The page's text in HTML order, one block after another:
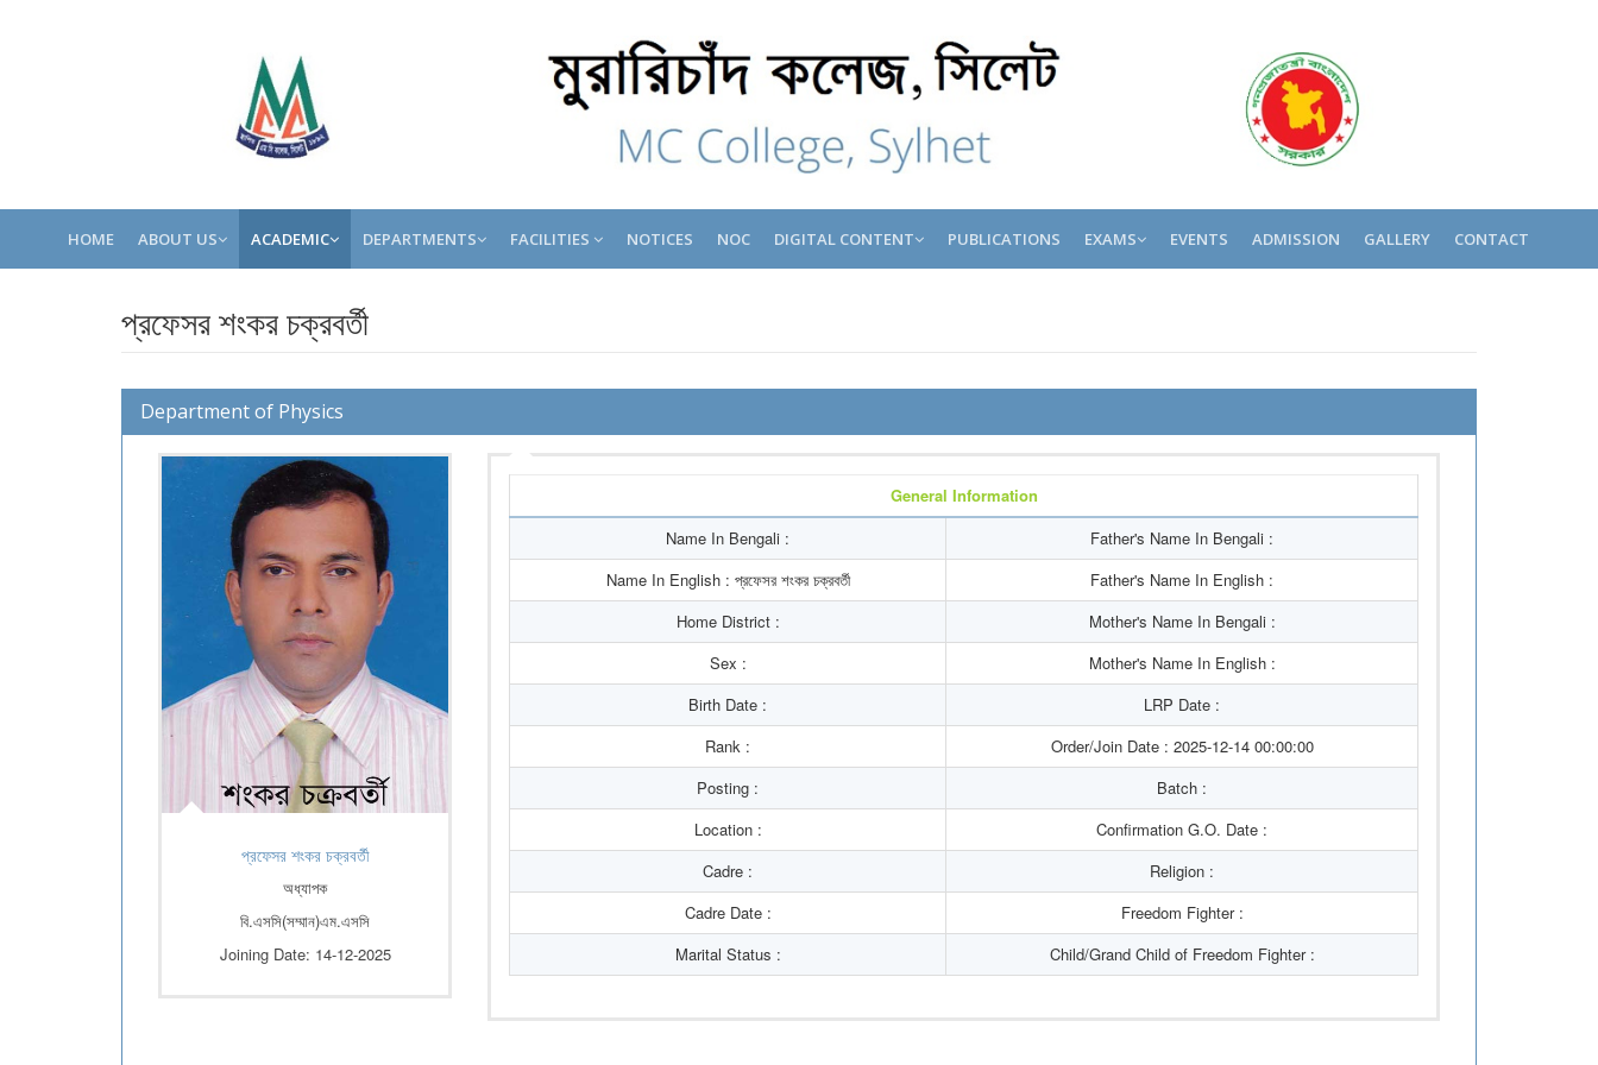
HOME ABOUT US ACADEMIC DEPARTMENTS FACILITIES NOTICES NOC DIGITAL CONTENT PUBLICATIONS EXAMS EVENTS ADMISSION GALLERY CONTACT
প্রফেসর শংকর চক্রবর্তী
Department of Physics
প্রফেসর শংকর চক্রবর্তী
অধ্যাপক
বি.এসসি(সম্মান)এম.এসসি
Joining Date: 14-12-2025
General Information
Name In Bengali :
Father's Name In Bengali :
Name In English : প্রফেসর শংকর চক্রবর্তী
Father's Name In English :
Home District :
Mother's Name In Bengali :
Sex :
Mother's Name In English :
Birth Date :
LRP Date :
Rank :
Order/Join Date : 2025-12-14 00:00:00
Posting :
Batch :
Location :
Confirmation G.O. Date :
Cadre :
Religion :
Cadre Date :
Freedom Fighter :
Marital Status :
Child/Grand Child of Freedom Fighter :